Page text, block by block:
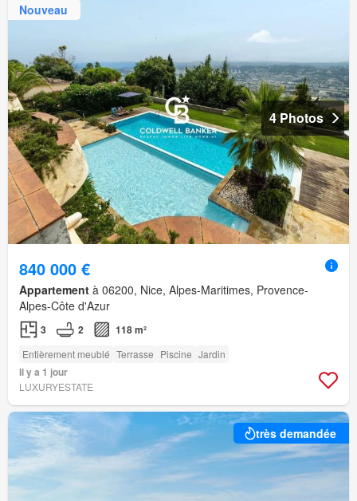
Nouveau
4 Photos
840 000 €
Appartement à 06200, Nice, Alpes-Maritimes, Provence-
Alpes-Côte d'Azur
3 2 118 m²
Entièrement meublé Terrasse Piscine Jardin
Il y a 1 jour
LUXURYESTATE
très demandée